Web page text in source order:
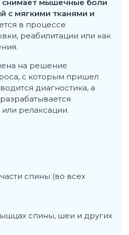
снимает мышечные боли
с мягкими тканями и
в процессе
реабилитации или как
на решение
с которым пришел
диагностика, а
релаксации.
спины (во всех
спины, шеи и других